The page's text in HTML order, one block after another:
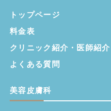
トップページ
料金表
クリニック紹介・ 医師紹介
よくある質問
美容皮膚科